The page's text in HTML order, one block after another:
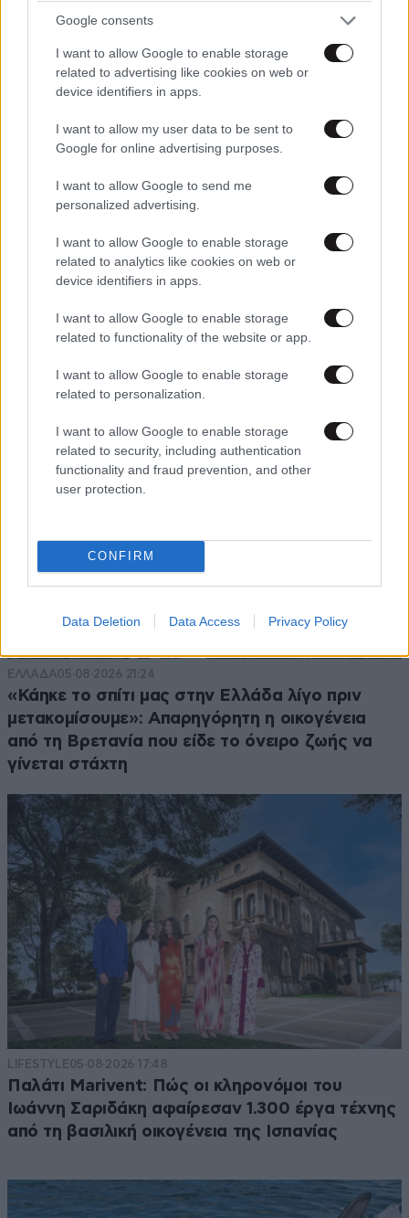
Google consents
I want to allow Google to enable storage
related to advertising like cookies on web or
device identifiers in apps.
I want to allow my user data to be sent to
Google for online advertising purposes.
I want to allow Google to send me
personalized advertising.
I want to allow Google to enable storage
related to analytics like cookies on web or
device identifiers in apps.
I want to allow Google to enable storage
related to functionality of the website or app.
I want to allow Google to enable storage
related to personalization.
I want to allow Google to enable storage
related to security, including authentication
functionality and fraud prevention, and other
user protection.
CONFIRM
Data Deletion Data Access Privacy Policy
LIFESTYLE 06·08·2026 12:46
Μαρία Κορινθίου: «Είμαι πιο ευτυχισμένη από
ΕΛΛΑΔΑ05·08·2026 21:24
«Κάηκε το σπίτι μας στην Ελλάδα λίγο πριν
μετακομίσουμε»: Απαρηγόρητη η οικογένεια
από τη Βρετανία που είδε το όνειρο ζωής να
γίνεται στάχτη
LIFESTYLE05·08·2026 17:48
Παλάτι Marivent: Πώς οι κληρονόμοι του
Ιωάννη Σαριδάκη αφαίρεσαν 1.300 έργα τέχνης
από τη βασιλική οικογένεια της Ισπανίας